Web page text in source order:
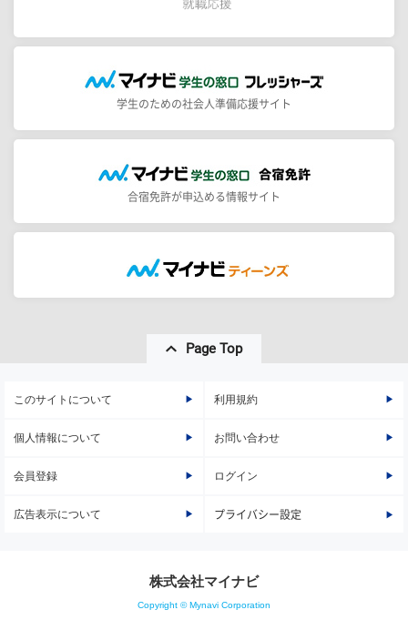
学生のための社会人準備応援サイト
合宿免許が申込める情報サイト
Page Top
このサイトについて 利用規約
個人情報について お問い合わせ
会員登録 ログイン
広告表示について プライバシー設定
株式会社マイナビ
Copyright © Mynavi Corporation